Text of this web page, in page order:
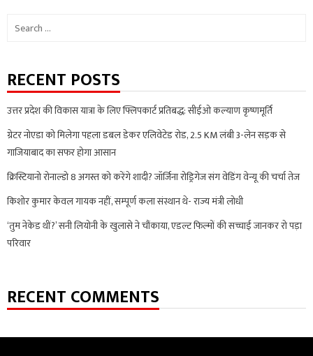
Search
RECENT POSTS
उत्तर प्रदेश की विकास यात्रा के लिए फ्लिपकार्ट प्रतिबद्ध: सीईओ कल्याण कृष्णमूर्ति
ग्रेटर नोएडा को मिलेगा पहला डबल डेकर एलिवेटेड रोड, 2.5 KM लंबी 3-लेन सड़क से
गाजियाबाद का सफर होगा आसान
क्रिस्टियानो रोनाल्डो 8 अगस्त को करेंगे शादी? जॉर्जिना रोड्रिगेज संग वेडिंग वेन्यू की चर्चा तेज
किशोर कुमार केवल गायक नहीं, सम्पूर्ण कला संस्थान थे- राज्य मंत्री लोधी
‘तुम नेकेड थीं?’ सनी लियोनी के खुलासे ने चौंकाया, एडल्ट फिल्मों की सच्चाई जानकर रो पड़ा
परिवार
RECENT COMMENTS